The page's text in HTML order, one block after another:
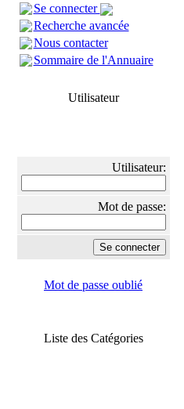
Se connecter
Recherche avancée
Nous contacter
Sommaire de l'Annuaire
Utilisateur
Utilisateur:
Mot de passe:
Mot de passe oublié
Liste des Catégories